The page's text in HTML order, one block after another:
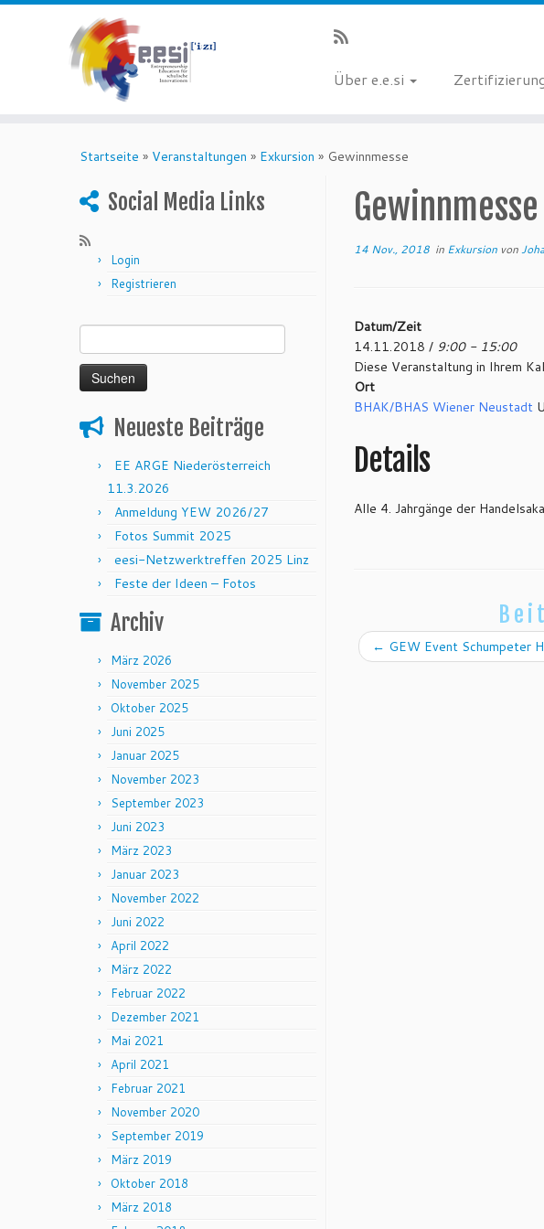
Über e.e.si
Startseite » Veranstaltungen » Exkursion » Gewinnmesse
Social Media Links
Login
Registrieren
Neueste Beiträge
EE ARGE Niederösterreich
11.3.2026
Anmeldung YEW 2026/27
Fotos Summit 2025
eesi-Netzwerktreffen 2025 Linz
Feste der Ideen – Fotos
Archiv
März 2026
November 2025
Oktober 2025
Juni 2025
Januar 2025
November 2023
September 2023
Juni 2023
März 2023
Januar 2023
November 2022
Juni 2022
April 2022
März 2022
Februar 2022
Dezember 2021
Mai 2021
April 2021
Februar 2021
November 2020
September 2019
März 2019
Oktober 2018
März 2018
Gewinnmesse
14 Nov., 2018 in Exkursion von
Datum/Zeit
14.11.2018 / 9:00 - 15:00
Diese Veranstaltung in Ihrem
Ort
BHAK/BHAS Wiener Neustadt
Details
Alle 4. Jahrgänge der
← GEW Event Schumpeter